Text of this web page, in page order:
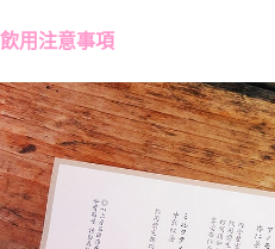
飲用注意事項